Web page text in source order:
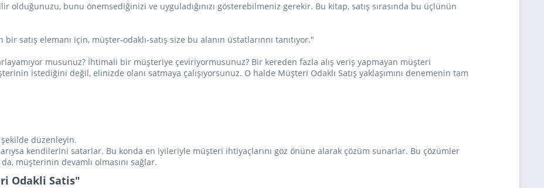
olduğunuzu, bunu önemsediğinizi ve uyguladığınızı gösterebilmeniz gerekir. Bu kitap, satış sırasında bu üçlünün
satış elemanı için, müşter-odaklı-satış size bu alanın üstatlarınnı tanıtıyor."
musunuz? İhtimali bir müşteriye çeviriyormusunuz? Bir kereden fazla alış veriş yapmayan müşteri
istediğini değil, elinizde olanı satmaya çalışıyorsunuz. O halde Müşteri Odaklı Satış yaklaşımını denemenin tam
şekilde düzenleyin.
kendilerini satarlar. Bu konda en iyileriyle müşteri ihtiyaçlarını göz önüne alarak çözüm sunarlar. Bu çözümler
müşterinin devamlı olmasını sağlar.
Odakli Satis"